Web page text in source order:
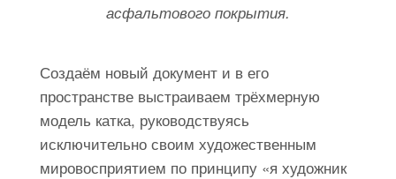
асфальтового покрытия.
Создаём новый документ и в его
пространстве выстраиваем трёхмерную
модель катка, руководствуясь
исключительно своим художественным
мировосприятием по принципу «я художник